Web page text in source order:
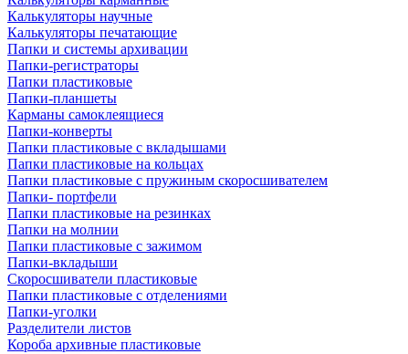
Калькуляторы научные
Калькуляторы печатающие
Папки и системы архивации
Папки-регистраторы
Папки пластиковые
Папки-планшеты
Карманы самоклеящиеся
Папки-конверты
Папки пластиковые с вкладышами
Папки пластиковые на кольцах
Папки пластиковые с пружиным скоросшивателем
Папки- портфели
Папки пластиковые на резинках
Папки на молнии
Папки пластиковые с зажимом
Папки-вкладыши
Скоросшиватели пластиковые
Папки пластиковые с отделениями
Папки-уголки
Разделители листов
Короба архивные пластиковые